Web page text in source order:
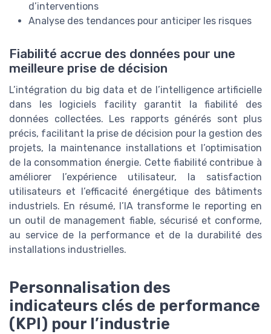
d’interventions
Analyse des tendances pour anticiper les risques
Fiabilité accrue des données pour une
meilleure prise de décision
L’intégration du big data et de l’intelligence artificielle
dans les logiciels facility garantit la fiabilité des
données collectées. Les rapports générés sont plus
précis, facilitant la prise de décision pour la gestion des
projets, la maintenance installations et l’optimisation
de la consommation énergie. Cette fiabilité contribue à
améliorer l’expérience utilisateur, la satisfaction
utilisateurs et l’efficacité énergétique des bâtiments
industriels. En résumé, l’IA transforme le reporting en
un outil de management fiable, sécurisé et conforme,
au service de la performance et de la durabilité des
installations industrielles.
Personnalisation des
indicateurs clés de performance
(KPI) pour l’industrie